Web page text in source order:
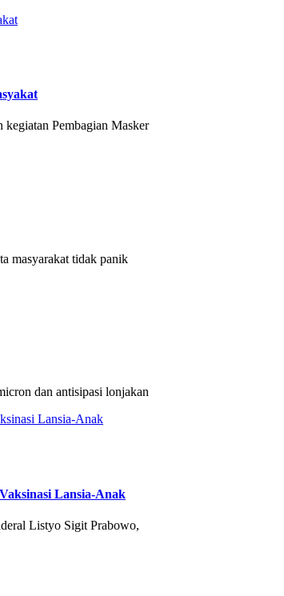
Pembagian Masker
masyarakat tidak panik
dan antisipasi lonjakan
Lansia-Anak
Listyo Sigit Prabowo,